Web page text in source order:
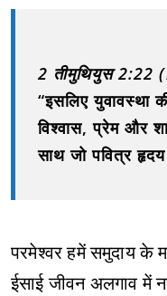
2 तीमुथियुस 2:22
“इसलिए युवावस्था
विश्वास, प्रेम और
साथ जो पवित्र
परमेश्वर हमें समुदाय के
ईसाई जीवन अलगाव में